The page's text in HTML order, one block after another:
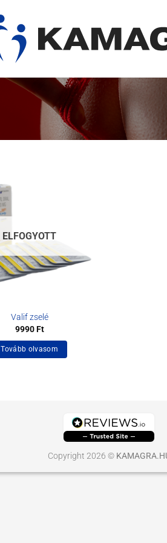
ELFOGYOTT
Valif zselé
9990Ft
Tovább olvasom
Copyright 2026 ©